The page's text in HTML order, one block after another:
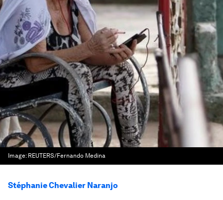
Image: REUTERS/Fernando Medina
Stéphanie Chevalier Naranjo